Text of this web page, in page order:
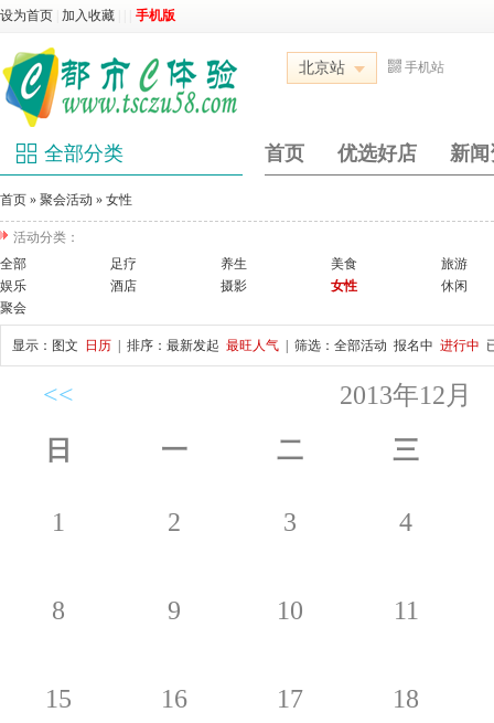
设为首页 加入收藏 手机版
北京站 手机站
全部分类 首页 优选好店 新闻
首页 » 聚会活动 » 女性
活动分类：
全部
足疗 养生 美食
旅游
娱乐
酒店 摄影 女性
休闲
聚会
显示： 图文 日历 | 排序： 最新发起 最旺人气 | 筛选： 全部活动 报名中 进行中
<<
2013年12月
日
一 二 三
1 2 3 4
8 9 10 11
15 16 17 18